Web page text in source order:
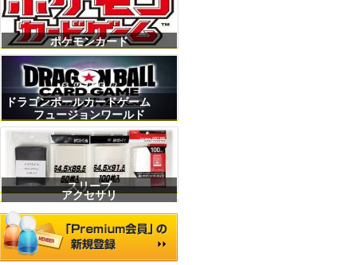
ポケモンカード
ドラゴンボールカードゲーム
フュージョンワールド
スリーブ
アクセサリ